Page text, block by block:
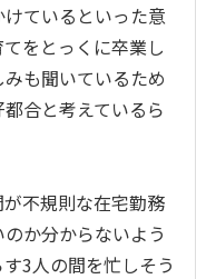
ているといった意
をとっくに卒業し
も聞いているため
合と考えているら
不規則な在宅勤務
か分からないよう
3人の間を忙しそう